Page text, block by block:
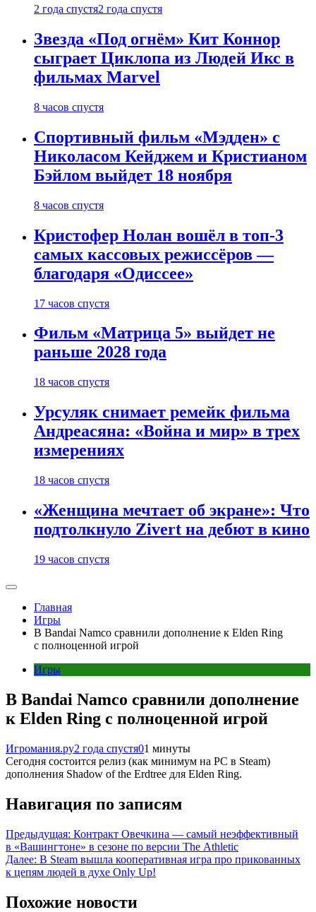
2 года спустя2 года спустя
Звезда «Под огнём» Кит Коннор
сыграет Циклопа из Людей Икс в
фильмах Marvel
8 часов спустя
Спортивный фильм «Мэдден» с
Николасом Кейджем и Кристианом
Бэйлом выйдет 18 ноября
8 часов спустя
Кристофер Нолан вошёл в топ-3
самых кассовых режиссёров —
благодаря «Одиссее»
17 часов спустя
Фильм «Матрица 5» выйдет не
раньше 2028 года
18 часов спустя
Урсуляк снимает ремейк фильма
Андреасяна: «Война и мир» в трех
измерениях
18 часов спустя
«Женщина мечтает об экране»: Что
подтолкнуло Zivert на дебют в кино
19 часов спустя
Главная
Игры
В Bandai Namco сравнили дополнение к Elden Ring
с полноценной игрой
Игры
В Bandai Namco сравнили дополнение
к Elden Ring с полноценной игрой
Игромания.ру2 года спустя01 минуты
Сегодня состоится релиз (как минимум на PC в Steam)
дополнения Shadow of the Erdtree для Elden Ring.
Навигация по записям
Предыдущая: Контракт Овечкина — самый неэффективный
в «Вашингтоне» в сезоне по версии The Athletic
Далее: В Steam вышла кооперативная игра про прикованных
к цепям людей в духе Only Up!
Похожие новости